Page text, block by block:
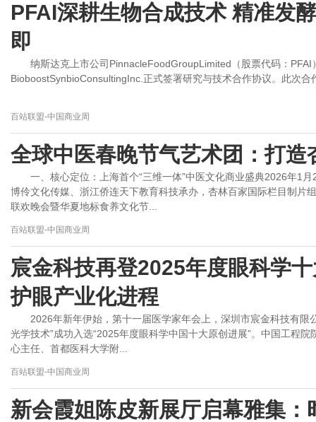
PFAI深耕生物合成技术 精准发
即
纳斯达克上市公司PinnacleFoodGroupLimited（股票代码：
BioboostSynbioConsultingInc.正式签署研究与技术合作协议。此次合
百站联盟-中国商业周
全球中医春晚节气艺术团：打造
一、核心定位：上海首个“三维一体”中医文化商业盛典2026年1
博伶文化传媒、浙江侨连天下教育科技承办，杏林百家国际栏目制片
联欢晚会暨华夏地标食养文化节...
百站联盟-中国商业周
宸金科技再登2025年度眼科学
护眼产业化进程
2026年新年伊始，第十一届医学家年会上，深圳市宸金科技有限
光学技术”成功入选“2025年度眼科学中国十大原创进展”。中国工程
心主任、首都医科大学附...
百站联盟-中国商业周
新会霞姐陈皮新展厅启幕雅集